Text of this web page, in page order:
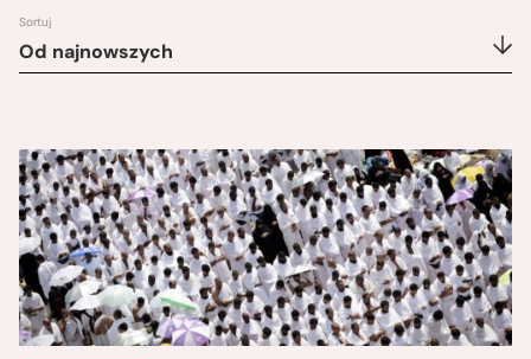
Sortuj
Od najnowszych